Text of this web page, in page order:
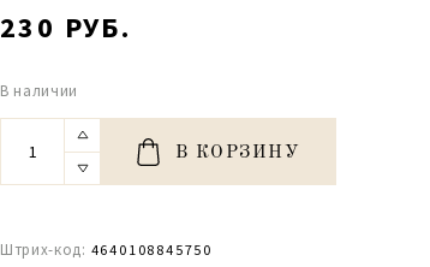
230 РУБ.
В наличии
В КОРЗИНУ
Штрих-код: 4640108845750